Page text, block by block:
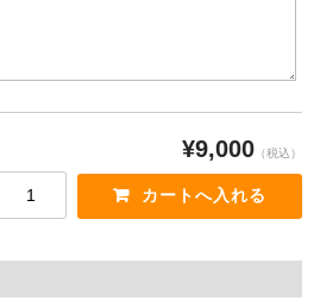
¥9,000 （税込）